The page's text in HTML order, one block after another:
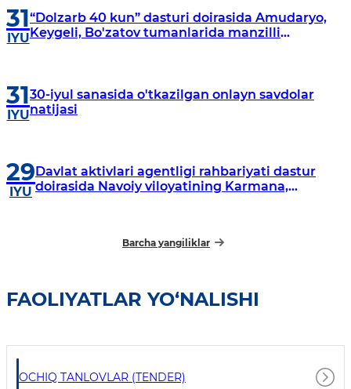
31
IYU
“Dolzarb 40 kun” dasturi doirasida Amudaryo,
Keygeli, Bo'zatov tumanlarida manzilli
31
IYU
30-iyul sanasida o'tkazilgan onlayn savdolar
natijasi
29
IYU
Davlat aktivlari agentligi rahbariyati dastur
doirasida Navoiy viloyatining Karmana,
Barcha yangiliklar
FAOLIYATLAR YO‘NALISHI
OCHIQ TANLOVLAR (TENDER)